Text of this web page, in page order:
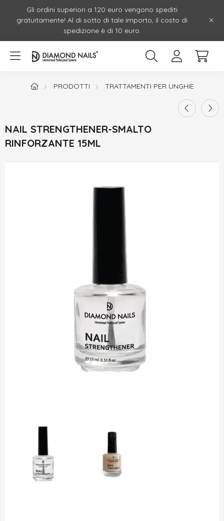
Gli ordini superiori a 120 euro vengono spediti
gratuitamente! Al di sotto di tale importo, il costo di
spedizione è di 10 euro.
PRODOTTI TRATTAMENTI PER UNGHIE
NAIL STRENGTHENER-SMALTO
RINFORZANTE 15ML